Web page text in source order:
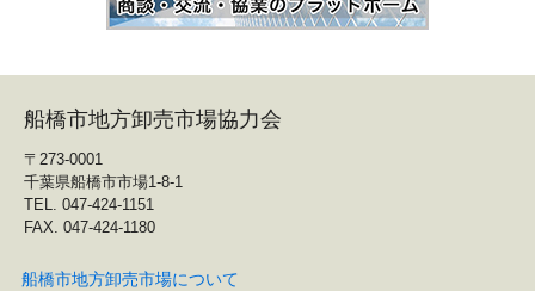
船橋市地方卸売市場協力会
〒273-0001
千葉県船橋市市場1-8-1
TEL. 047-424-1151
FAX. 047-424-1180
船橋市地方卸売市場について